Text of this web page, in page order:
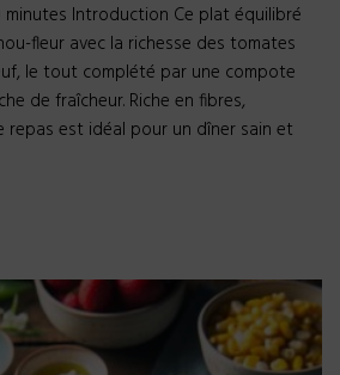
Introduction Ce plat équilibré
fleur avec la richesse des tomates
le tout complété par une compote
de fraîcheur. Riche en fibres,
repas est idéal pour un dîner sain et